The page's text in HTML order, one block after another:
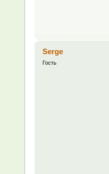
Serge
Гость